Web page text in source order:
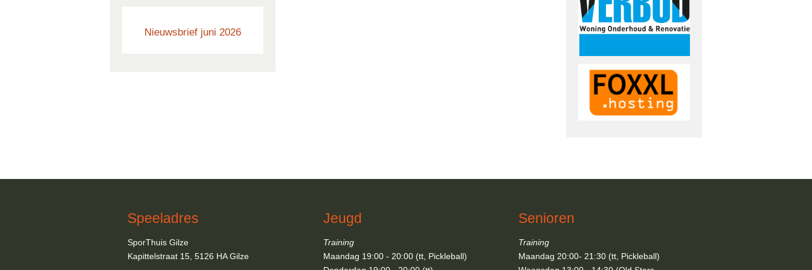
Nieuwsbrief juni 2026
Speeladres
SporThuis Gilze
Kapittelstraat 15, 5126 HA Gilze
Jeugd
Training
Maandag 19:00 - 20:00 (tt, Pickleball)
Senioren
Training
Maandag 20:00- 21:30 (tt, Pickleball)